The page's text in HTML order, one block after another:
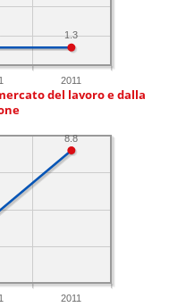
2011
1.3
del lavoro e dalla
2011
8.8